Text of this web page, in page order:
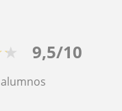
9,5/10